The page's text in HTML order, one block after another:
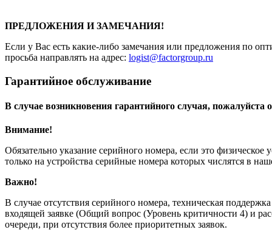
ПРЕДЛОЖЕНИЯ И ЗАМЕЧАНИЯ!
Если у Вас есть какие-либо замечания или предложения по
просьба направлять на адрес: logist@factorgroup.ru
Гарантийное обслуживание
В случае возникновения гарантийного случая, пожалуйста
Внимание!
Обязательно указание серийного номера, если это физическое
только на устройства серийные номера которых числятся в
Важно!
В случае отсутствия серийного номера, техническая
входящей заявке (Общий вопрос (Уровень критичности 4) и
очереди, при отсутствия более приоритетных заявок.